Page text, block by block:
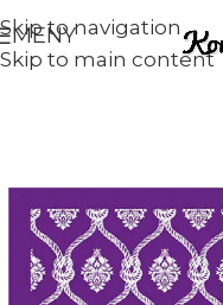
Skip to navigation
Skip to main content
MENY